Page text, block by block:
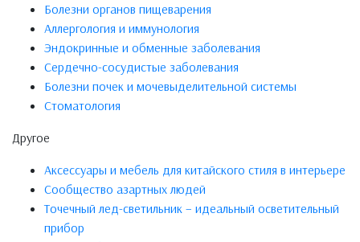
Болезни органов пищеварения
Аллергология и иммунология
Эндокринные и обменные заболевания
Сердечно-сосудистые заболевания
Болезни почек и мочевыделительной системы
Стоматология
Другое
Аксессуары и мебель для китайского стиля в интерьере
Сообщество азартных людей
Точечный лед-светильник – идеальный осветительный
прибор